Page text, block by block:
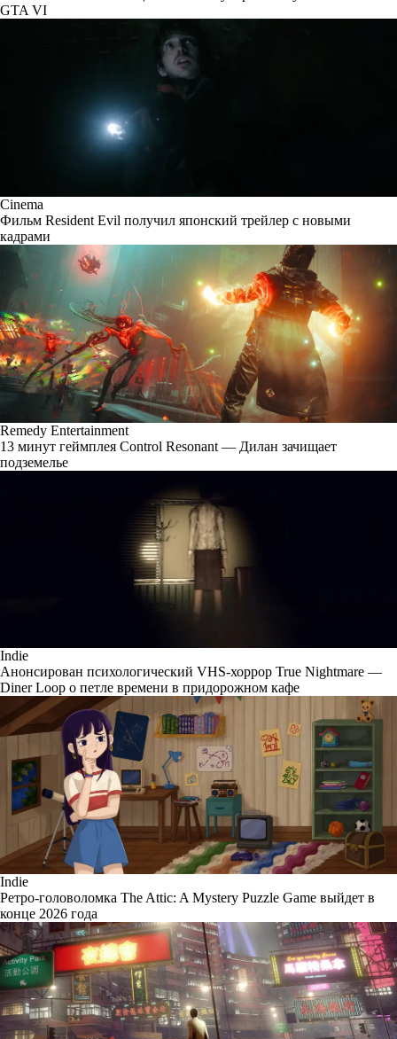
GTA VI
Cinema
Фильм Resident Evil получил японский трейлер с новыми
кадрами
Remedy Entertainment
13 минут геймплея Control Resonant — Дилан зачищает
подземелье
Indie
Анонсирован психологический VHS-хоррор True Nightmare —
Diner Loop о петле времени в придорожном кафе
Indie
Ретро-головоломка The Attic: A Mystery Puzzle Game выйдет в
конце 2026 года